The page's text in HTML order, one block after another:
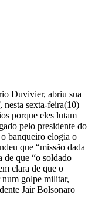
Duvivier, abriu sua
nesta sexta-feira(10)
porque eles lutam
pelo presidente do
banqueiro elogia o
que “missão dada
que “o soldado
clara de que o
num golpe militar,
Jair Bolsonaro